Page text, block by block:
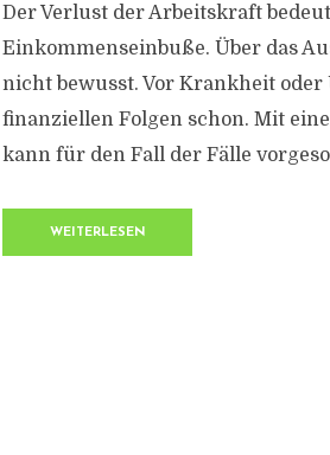
Der Verlust der Arbeitskraft
Einkommenseinbuße. Über das
nicht bewusst. Vor Krankheit
finanziellen Folgen schon. Mit
kann für den Fall der Fälle
WEITERLESEN